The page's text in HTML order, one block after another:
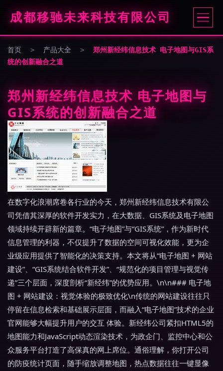
成都移驰未来科技有限公司
首页 > 产品大全 >
郑州新经纬信息技术 电子地图与GIS系
统的创新融合之道
郑州新经纬信息技术 电子地图与
GIS系统的创新融合之道
在数字化浪潮席卷各行业的今天，郑州新经纬信息技术有限公
司凭借其深厚的软件开发实力，在大数据、GIS系统及电子地图
领域持续开辟新的篇章。“电子地图”与“GIS系统”，作为新时代
信息管理的利器，不仅提升了数据的空间可视化效能，更为企
业级应用提供了智能化的决策支持。本文将从“电子地图 + 网站
建设”、“GIS系统结合软件开发”、“规范化的项目管理与视觉传
递”三个层面，深度剖析“新经纬”的优势应用。\n\n### 电子地
图 + 网站建设：视觉体验的极致优化\n传统的网站建设往往只
停留在信息检索和基础展示层面，而融入“电子地图”技术的企业
官网能够大幅提升用户的交互 体验。新经纬公司紧扣HTML5的
地图能力和JavaScript动态渲染技术，为政企门、监控中心和公
众服务平台打造了高保真的网上席位。通俗理解，你打开公司
的防疫统计页面，随手缩放调整地图，热点数据往往一键显像